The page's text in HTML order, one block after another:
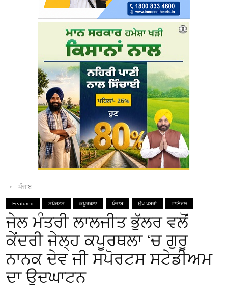
ਪੰਜਾਬ
Featured ਸਪੋਰਟਸ ਕਪੂਰਥਲਾ ਪੰਜਾਬ ਮੁੱਖ ਖਬਰਾਂ ਵਾਇਰਲ
ਜੇਲ ਮੰਤਰੀ ਲਾਲਜੀਤ ਭੁੱਲਰ ਵਲੋਂ
ਕੇਂਦਰੀ ਜੇਲ੍ਹ ਕਪੂਰਥਲਾ ‘ਚ ਗੁਰੂ
ਨਾਨਕ ਦੇਵ ਜੀ ਸਪੋਰਟਸ ਸਟੇਡੀਅਮ
ਦਾ ਉਦਘਾਟਨ